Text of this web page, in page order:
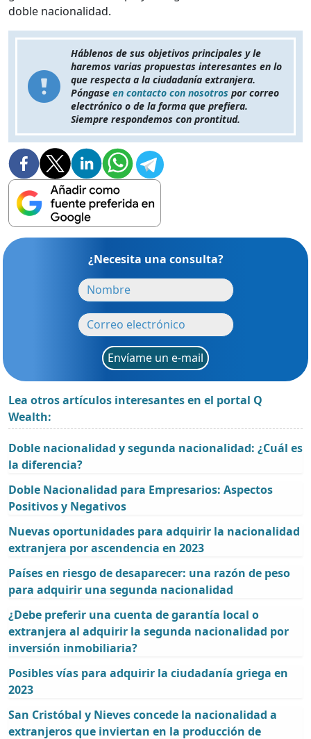
doble nacionalidad.
Háblenos de sus objetivos principales y le
haremos varias propuestas interesantes en lo
que respecta a la ciudadanía extranjera.
Póngase en contacto con nosotros por correo
electrónico o de la forma que prefiera.
Siempre respondemos con prontitud.
¿Necesita una consulta?
Envíame un e-mail
Lea otros artículos interesantes en el portal Q
Wealth:
Doble nacionalidad y segunda nacionalidad: ¿Cuál es
la diferencia?
Doble Nacionalidad para Empresarios: Aspectos
Positivos y Negativos
Nuevas oportunidades para adquirir la nacionalidad
extranjera por ascendencia en 2023
Países en riesgo de desaparecer: una razón de peso
para adquirir una segunda nacionalidad
¿Debe preferir una cuenta de garantía local o
extranjera al adquirir la segunda nacionalidad por
inversión inmobiliaria?
Posibles vías para adquirir la ciudadanía griega en
2023
San Cristóbal y Nieves concede la nacionalidad a
extranjeros que inviertan en la producción de